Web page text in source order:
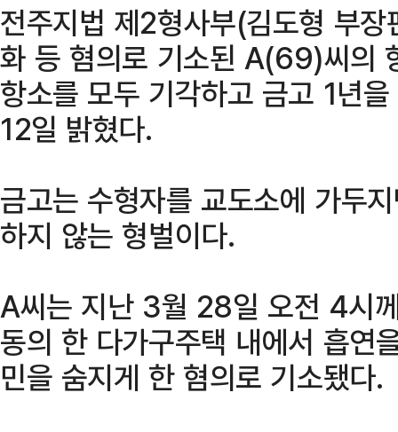
전주지법 제2형사부(김도형 부
화 등 혐의로 기소된 A(69)씨의
항소를 모두 기각하고 금고 1년
12일 밝혔다.
금고는 수형자를 교도소에 가두
하지 않는 형벌이다.
A씨는 지난 3월 28일 오전 4시
동의 한 다가구주택 내에서 흡연
민을 숨지게 한 혐의로 기소됐다.